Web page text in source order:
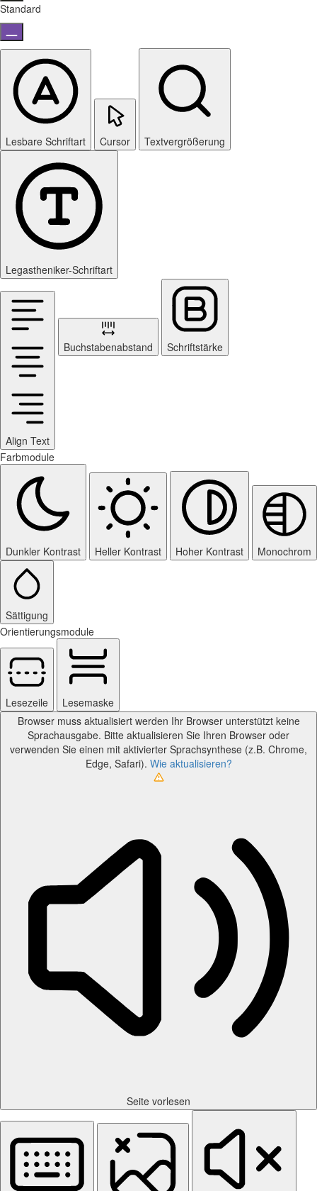
Standard
Lesbare Schriftart Cursor Textvergrößerung
Legastheniker-Schriftart
Align Text
Buchstabenabstand Schriftstärke
Farbmodule
Dunkler Kontrast Heller Kontrast Hoher Kontrast Monochrom
Sättigung
Orientierungsmodule
Lesezeile
Lesemaske
Browser muss aktualisiert werden Ihr Browser unterstützt keine
Sprachausgabe. Bitte aktualisieren Sie Ihren Browser oder
verwenden Sie einen mit aktivierter Sprachsynthese (z.B. Chrome,
Edge, Safari). Wie aktualisieren?
Seite vorlesen